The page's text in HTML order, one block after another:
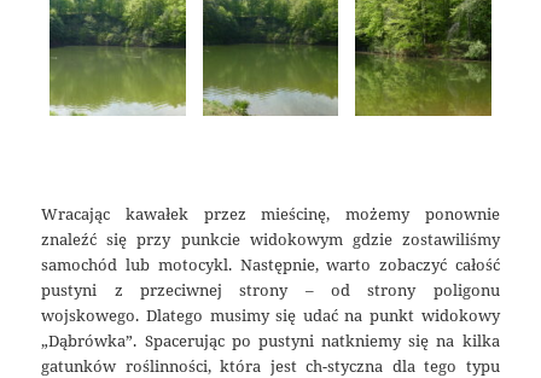
Wracając kawałek przez mieścinę, możemy ponownie
znaleźć się przy punkcie widokowym gdzie zostawiliśmy
samochód lub motocykl. Następnie, warto zobaczyć całość
pustyni z przeciwnej strony – od strony poligonu
wojskowego. Dlatego musimy się udać na punkt widokowy
„Dąbrówka”. Spacerując po pustyni natkniemy się na kilka
gatunków roślinności, która jest ch-styczna dla tego typu